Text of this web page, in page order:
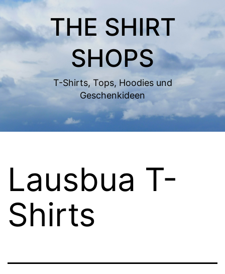
Zum
Inhalt
springen
THE SHIRT
SHOPS
T-Shirts, Tops, Hoodies und
Geschenkideen
Lausbua T-
Shirts